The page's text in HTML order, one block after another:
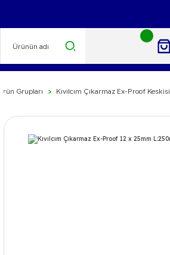
Grupları Kıvılcım Çıkarmaz Ex-Proof Keskisi